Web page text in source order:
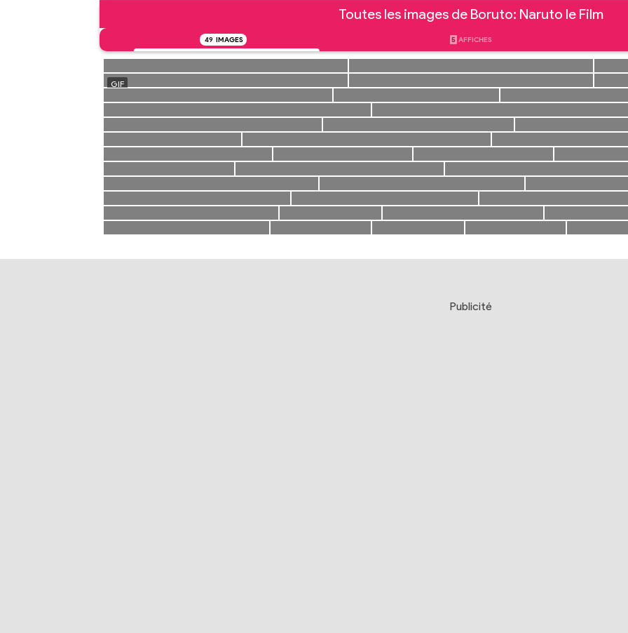
Toutes les images de Boruto: Naruto le Film
49 IMAGES 5 AFFICHES
Publicité